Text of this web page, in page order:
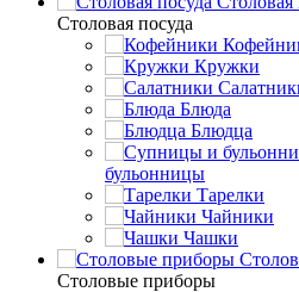
Столовая посуда
Кружки
Блюда
Блюдца
бульонницы
Тарелки
Чайники
Чашки
Cтоловые приборы